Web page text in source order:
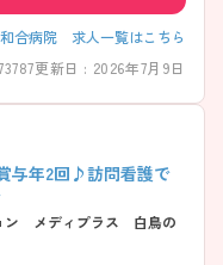
合病院 求人一覧はこちら
更新日 : 2026年7月9日
与年2回♪訪問看護で
ン メディプラス 白鳥の